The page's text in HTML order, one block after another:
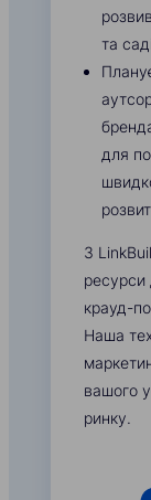
та
для
З
ресурси
крауд-
Наша
вашого
ринку.